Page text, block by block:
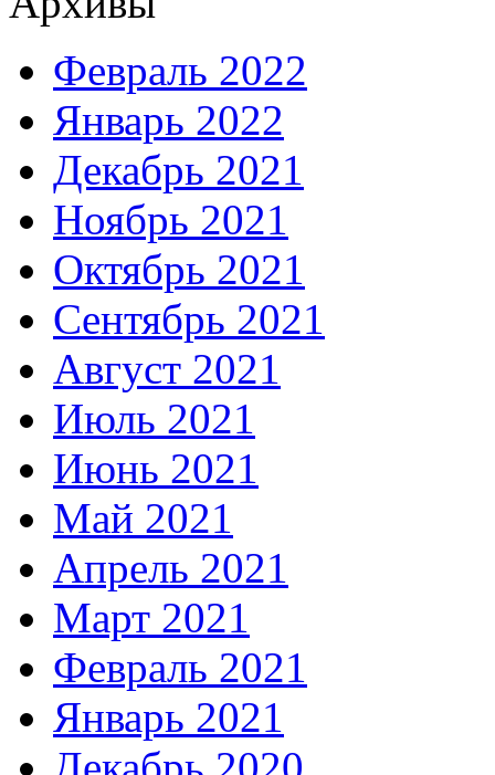
Февраль 2022
Январь 2022
Декабрь 2021
Ноябрь 2021
Октябрь 2021
Сентябрь 2021
Август 2021
Июль 2021
Июнь 2021
Май 2021
Апрель 2021
Март 2021
Февраль 2021
Январь 2021